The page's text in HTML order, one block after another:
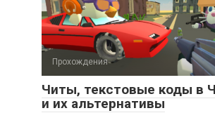
Прохождения
Читы, текстовые коды в
и их альтернативы